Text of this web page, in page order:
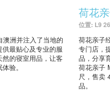
洲并注入了当地的
最贴心及专业的服
的寝室用品，让客
验。
荷花
位置: L9 26
荷花亲子
专门店，
品，分享
荷花亲子
尺，售卖
品。